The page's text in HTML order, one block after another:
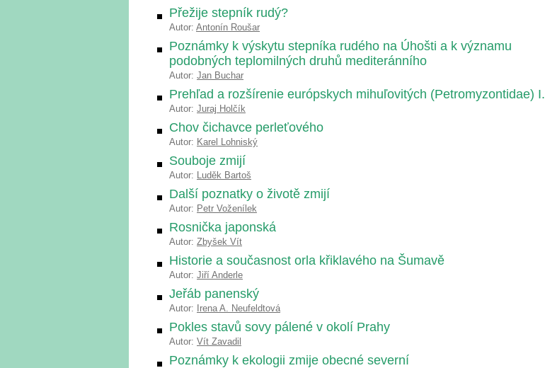
Přežije stepník rudý?
Autor: Antonín Roušar
Poznámky k výskytu stepníka rudého na Úhošti a k významu
podobných teplomilných druhů mediteránního
Autor: Jan Buchar
Prehľad a rozšírenie európskych mihuľovitých (Petromyzontidae) I.
Autor: Juraj Holčík
Chov čichavce perleťového
Autor: Karel Lohniský
Souboje zmijí
Autor: Luděk Bartoš
Další poznatky o životě zmijí
Autor: Petr Voženílek
Rosnička japonská
Autor: Zbyšek Vít
Historie a současnost orla křiklavého na Šumavě
Autor: Jiří Anderle
Jeřáb panenský
Autor: Irena A. Neufeldtová
Pokles stavů sovy pálené v okolí Prahy
Autor: Vít Zavadil
Poznámky k ekologii zmije obecné severní